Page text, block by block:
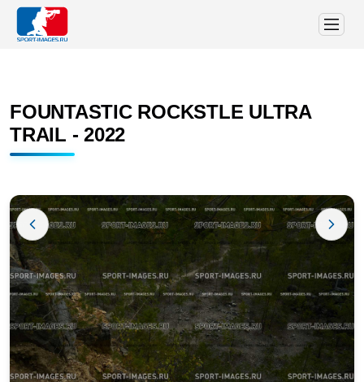
FOUNTASTIC ROCKSTLE ULTRA
TRAIL - 2022